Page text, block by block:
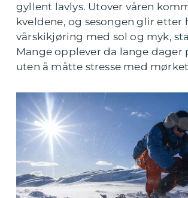
gyllent lavlys. Utover våren
kveldene, og sesongen glir etter
vårskikjøring med sol og myk,
Mange opplever da lange dager
uten å måtte stresse med